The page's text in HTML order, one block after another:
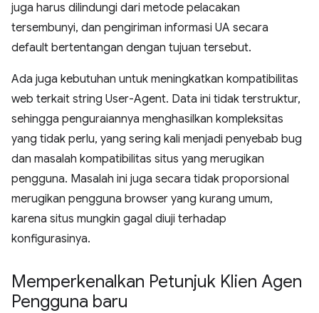
juga harus dilindungi dari metode pelacakan
tersembunyi, dan pengiriman informasi UA secara
default bertentangan dengan tujuan tersebut.
Ada juga kebutuhan untuk meningkatkan kompatibilitas
web terkait string User-Agent. Data ini tidak terstruktur,
sehingga penguraiannya menghasilkan kompleksitas
yang tidak perlu, yang sering kali menjadi penyebab bug
dan masalah kompatibilitas situs yang merugikan
pengguna. Masalah ini juga secara tidak proporsional
merugikan pengguna browser yang kurang umum,
karena situs mungkin gagal diuji terhadap
konfigurasinya.
Memperkenalkan Petunjuk Klien Agen
Pengguna baru